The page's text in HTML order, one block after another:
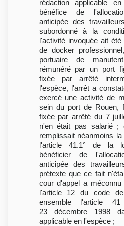
rédaction applicable
bénéfice de
anticipée des
subordonné à la
l'activité invoquée ait
de docker
portuaire de
rémunéré par un port
fixée par arrêté
l'espèce, l'arrêt a
exercé une activité de
sein du port de Rouen,
fixée par arrêté du 7
n'en était pas salarié ;
remplissait néanmoins
l'article 41.1° de la
bénéficier de
anticipée des
prétexte que ce fait
cour d'appel a
l'article 12 du code
ensemble l'article
23 décembre 1998
applicable en l'espèce ;